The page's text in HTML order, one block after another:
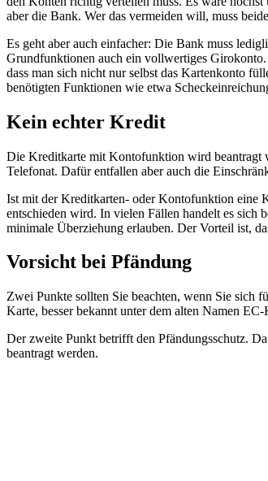
aber die Bank. Wer das vermeiden will, muss
Es geht aber auch einfacher: Die Bank muss
Grundfunktionen auch ein vollwertiges
dass man sich nicht nur selbst das Kartenkonto
benötigten Funktionen wie etwa
Kein echter Kredit
Die Kreditkarte mit Kontofunktion wird beantragt
Telefonat. Dafür entfallen aber auch die
Ist mit der Kreditkarten- oder Kontofunktion eine
entschieden wird. In vielen Fällen handelt es sich
minimale Überziehung erlauben. Der Vorteil ist,
Vorsicht bei Pfändung
Zwei Punkte sollten Sie beachten, wenn Sie sich
Karte, besser bekannt unter dem alten Namen
Der zweite Punkt betrifft den Pfändungsschutz.
beantragt werden.